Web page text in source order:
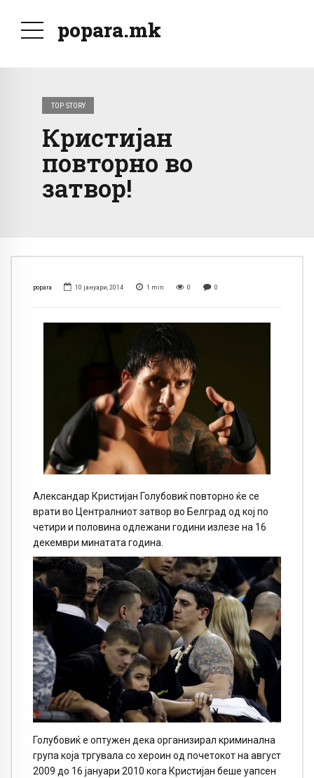
popara.mk
TOP STORY
Кристијан
повторно во
затвор!
popara 10 јануари, 2014 1 min 0 0
Александар Кристијан Голубовиќ повторно ќе се
врати во Централниот затвор во Белград од кој по
четири и половина одлежани години излезе на 16
декември минатата година.
Голубовиќ е оптужен дека организирал криминална
група која тргувала со хероин од почетокот на август
2009 до 16 јануари 2010 кога Кристијан беше уапсен